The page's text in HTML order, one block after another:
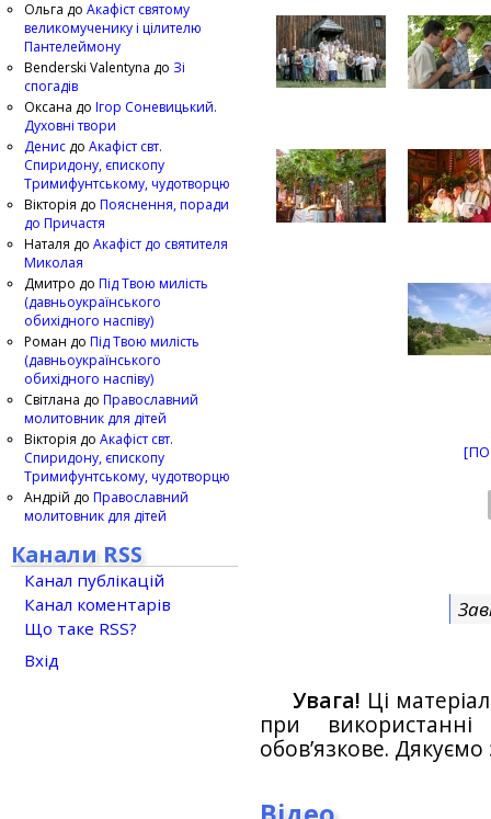
Увага! Ці
при
обов’язкове.
Ольга до Акафіст святому
великомученику і цілителю
Пантелеймону
Benderski Valentyna до Зі
спогадів
Оксана до Ігор Соневицький.
Духовні твори
Денис до Акафіст свт.
Спиридону, єпископу
Тримифунтському, чудотворцю
Вікторія до Пояснення, поради
до Причастя
Наталя до Акафіст до святителя
Миколая
Дмитро до Під Твою милість
(давньоукраїнського
обихідного наспіву)
Роман до Під Твою милість
(давньоукраїнського
обихідного наспіву)
Світлана до Православний
молитовник для дітей
Вікторія до Акафіст свт.
Спиридону, єпископу
Тримифунтському, чудотворцю
Андрій до Православний
молитовник для дітей
Канали RSS
Канал публікацій
Канал коментарів
Що таке RSS?
Вхід